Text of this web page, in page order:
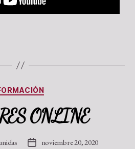
ONLINE
noviembre 20, 2020